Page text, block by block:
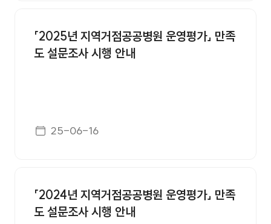
지시 금지
「2025년 지역거점공공병원 운영평가」 만족
도 설문조사 시행 안내
게시일자
25-06-16
「2024년 지역거점공공병원 운영평가」 만족
도 설문조사 시행 안내